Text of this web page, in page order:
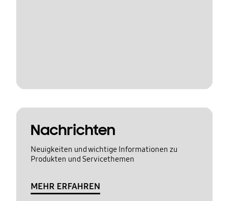
Nachrichten
Neuigkeiten und wichtige Informationen zu
Produkten und Servicethemen
MEHR ERFAHREN